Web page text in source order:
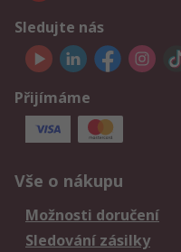
Sledujte nás
Přijímáme
Vše o nákupu
Možnosti doručení
Sledování zásilky